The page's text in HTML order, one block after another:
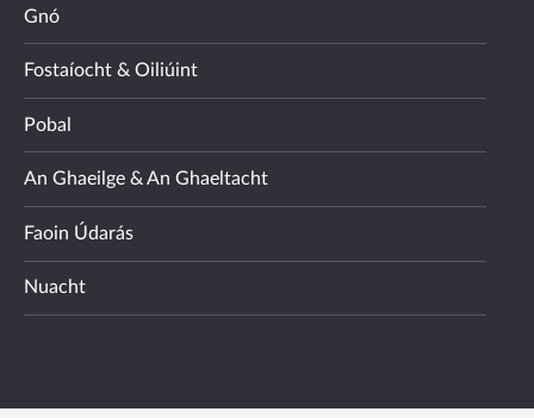
Gnó
Fostaíocht & Oiliúint
Pobal
An Ghaeilge & An Ghaeltacht
Faoin Údarás
Nuacht